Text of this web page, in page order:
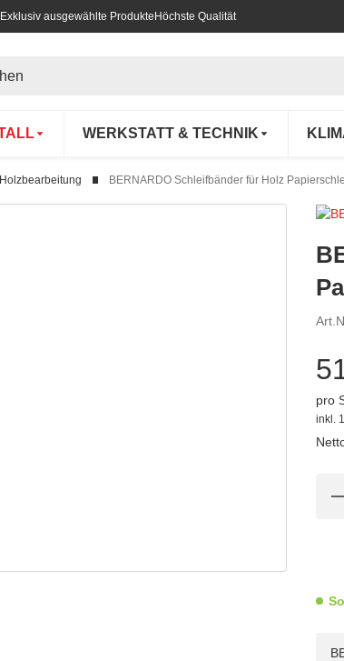
Exklusiv ausgewählte Produkte Höchste Qualität
WERKSTATT & TECHNIK
BERNARDO Schleifbänder für Holz
pro
inkl.